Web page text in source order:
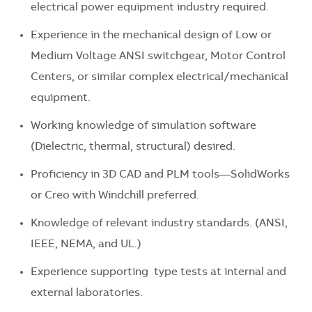
electrical power equipment industry required.
Experience in the mechanical design of Low or
Medium Voltage ANSI switchgear, Motor Control
Centers, or similar complex electrical/mechanical
equipment.
Working knowledge of simulation software
(Dielectric, thermal, structural) desired.
Proficiency in 3D CAD and PLM tools—SolidWorks
or Creo with Windchill preferred.
Knowledge of relevant industry standards. (ANSI,
IEEE, NEMA, and UL.)
Experience supporting type tests at internal and
external laboratories.